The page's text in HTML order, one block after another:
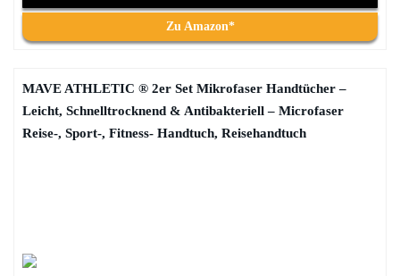
Zu Amazon*
MAVE ATHLETIC ® 2er Set Mikrofaser Handtücher –
Leicht, Schnelltrocknend & Antibakteriell – Microfaser
Reise-, Sport-, Fitness- Handtuch, Reisehandtuch